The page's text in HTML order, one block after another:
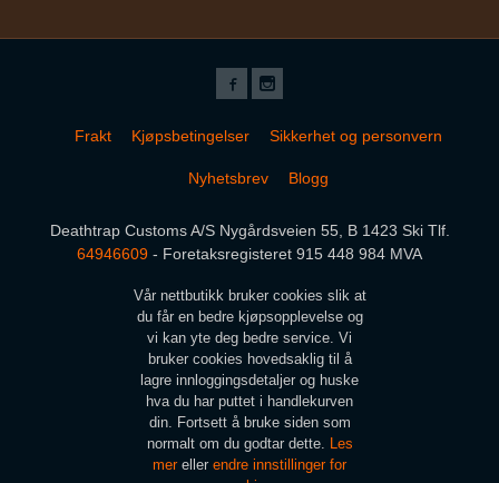
Frakt Kjøpsbetingelser Sikkerhet og personvern
Nyhetsbrev Blogg
Deathtrap Customs A/S Nygårdsveien 55, B 1423 Ski Tlf.
64946609 - Foretaksregisteret 915 448 984 MVA
Vår nettbutikk bruker cookies slik at
du får en bedre kjøpsopplevelse og
vi kan yte deg bedre service. Vi
bruker cookies hovedsaklig til å
lagre innloggingsdetaljer og huske
hva du har puttet i handlekurven
din. Fortsett å bruke siden som
normalt om du godtar dette. Les
mer eller endre innstillinger for